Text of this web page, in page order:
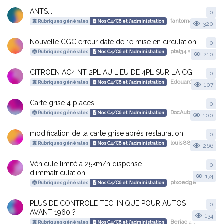
ANTS....
Rubriques générales Nos C4/C6 et l'administration fantomasa 320
0
Nouvelle CGC erreur date de 1e mise en circulation
Rubriques générales Nos C4/C6 et l'administration ptal34a démarré cette discussion 210
0
CITROËN AC4 NT 2PL AU LIEU DE 4PL SUR LA CG
Rubriques générales Nos C4/C6 et l'administration Edouard26 a 107
0
Carte grise 4 places
Rubriques générales Nos C4/C6 et l'administration DocAuto a démarré cette discussion 100
0
modification de la carte grise aprés restauration
Rubriques générales Nos C4/C6 et l'administration louis88a démarré cette discussion 266
0
Véhicule limité a 25km/h dispensé
d'immatriculation.
Rubriques générales Nos C4/C6 et l'administration pixoedgea
174
0
PLUS DE CONTROLE TECHNIQUE POUR AUTOS
AVANT 1960 ?
Rubriques générales Nos C4/C6 et l'administration Berjaca démarré cette discussion
134
0